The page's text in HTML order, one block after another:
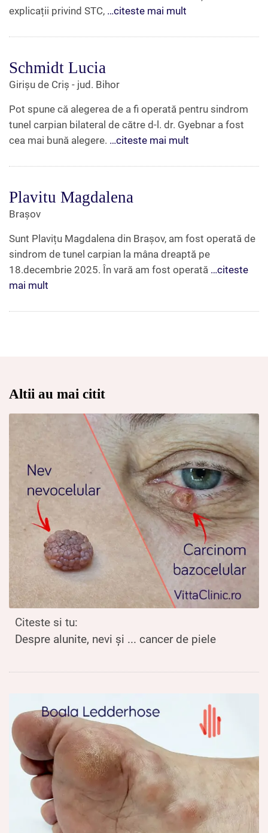
explicații privind STC, …citeste mai mult
Schmidt Lucia
Girișu de Criș - jud. Bihor
Pot spune că alegerea de a fi operată pentru sindrom
tunel carpian bilateral de către d-l. dr. Gyebnar a fost
cea mai bună alegere. …citeste mai mult
Plavitu Magdalena
Brașov
Sunt Plavițu Magdalena din Brașov, am fost operată de
sindrom de tunel carpian la mâna dreaptă pe
18.decembrie 2025. În vară am fost operată …citeste
mai mult
Altii au mai citit
Citeste si tu:
Despre alunite, nevi și ... cancer de piele